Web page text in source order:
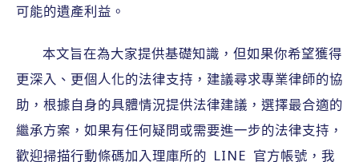
可能的遺產利益。
本文旨在為大家提供基礎知識，但如果你希望獲得
更深入、更個人化的法律支持，建議尋求專業律師的協
助，根據自身的具體情況提供法律建議，選擇最合適的
繼承方案，如果有任何疑問或需要進一步的法律支持，
歡迎掃描行動條碼加入理庫所的 LINE 官方帳號，我